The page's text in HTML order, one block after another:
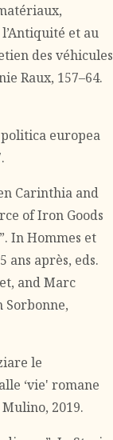
et au
des véhicules
Raux, 157–64.
europea
Carinthia and
of Iron Goods
In Hommes et
ans après, eds.
and Marc
Sorbonne,
le
‘vie' romane
2019.